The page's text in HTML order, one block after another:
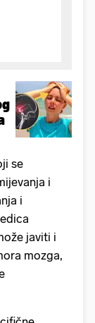
se
i
i
javiti i
mozga,